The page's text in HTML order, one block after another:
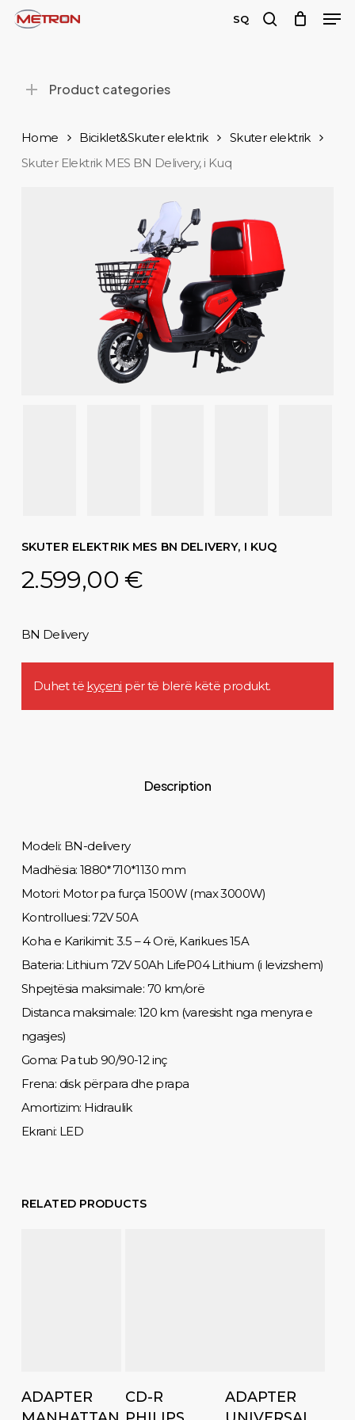
Skip
content
SQ
Product categories
Home Biciklet&Skuter elektrik
Skuter elektrik
Skuter Elektrik MES BN Delivery, i Kuq
SKUTER ELEKTRIK MES BN DELIVERY, I KUQ
2.599,00€
BN Delivery
Duhet të kyçeni për të blerë këtë produkt.
Description
Modeli: BN-delivery
Madhësia: 1880*710*1130 mm
Motori: Motor pa furça 1500W (max 3000W)
Kontrolluesi: 72V 50A
Koha e Karikimit: 3.5 – 4 Orë, Karikues 15A
Bateria: Lithium 72V 50Ah LifeP04 Lithium (i levizshem)
Shpejtësia maksimale: 70 km/orë
Distanca maksimale: 120 km (varesisht nga menyra e
ngasjes)
Goma: Pa tub 90/90-12 inç
Frena: disk përpara dhe prapa
Amortizim: Hidraulik
Ekrani: LED
RELATED PRODUCTS
ADAPTER
CD-R
ADAPTER